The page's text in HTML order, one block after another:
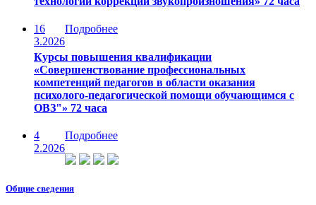
16
3.2026
Подробнее
Курсы повышения квалификации
«Совершенствование профессиональных
компетенций педагогов в области оказания
психолого-педагогической помощи обучающимся с
ОВЗ"» 72 часа
4
2.2026
Подробнее
Общие сведения